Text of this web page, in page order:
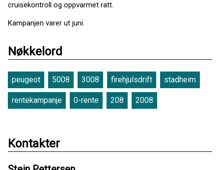
cruisekontroll og oppvarmet ratt.
Kampanjen varer ut juni.
Nøkkelord
peugeot 5008 3008 firehjulsdrift stadheim
rentekampanje 0-rente 208 2008
Kontakter